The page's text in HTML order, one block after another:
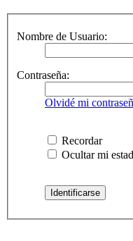
Nombre de Usuario:
Contraseña:
Olvidé mi
Recordar
Ocultar mi